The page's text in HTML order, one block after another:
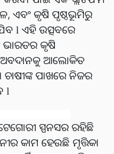
ଏବଂ କୃଷି ପୃଷ୍ଠଭୂମିରୁ
l ଏହି ଉତ୍ସବରେ
ଭାରତର କୃଷି
ଅବଦାନକୁ ଆଲୋକିତ
ଚାଷୀଙ୍କ ପାଖରେ ନିଜର
l
ସ୍ପନସର ରହିଛି
କାମ ହେଉଛି ମୃତ୍ତିକା